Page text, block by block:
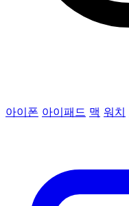
아이폰 아이패드 맥 워치